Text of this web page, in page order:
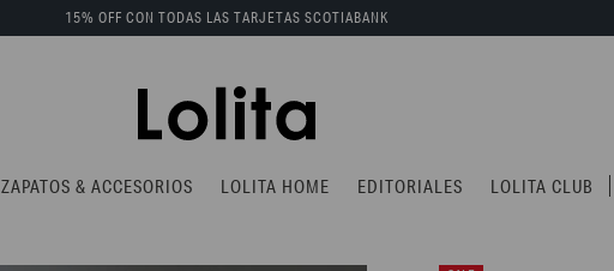
ZAPATOS & ACCESORIOS LOLITA HOME EDITORIALES LOLITA CLUB
15% OFF CON TODAS LAS TARJETAS SCOTIABANK